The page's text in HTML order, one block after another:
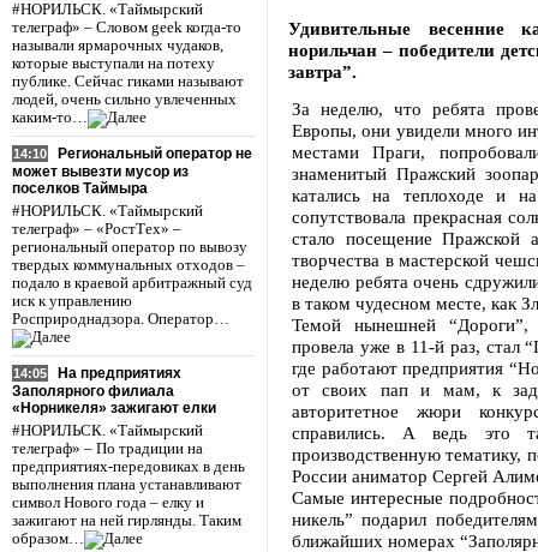
#НОРИЛЬСК. «Таймырский
телеграф» – Словом geek когда-то
называли ярмарочных чудаков,
которые выступали на потеху
публике. Сейчас гиками называют
людей, очень сильно увлеченных
каким-то…
14:10
Региональный оператор не
может вывезти мусор из
поселков Таймыра
#НОРИЛЬСК. «Таймырский
телеграф» – «РостТех» –
региональный оператор по вывозу
твердых коммунальных отходов –
подало в краевой арбитражный суд
иск к управлению
Росприроднадзора. Оператор…
14:05
На предприятиях
Заполярного филиала
«Норникеля» зажигают елки
#НОРИЛЬСК. «Таймырский
телеграф» – По традиции на
предприятиях-передовиках в день
выполнения плана устанавливают
символ Нового года – елку и
зажигают на ней гирлянды. Таким
образом…
Удивительные
норильчан – победители
завтра”.
За неделю, что ребята
Европы, они увидели много
местами Праги,
знаменитый Пражский
катались на теплоходе и
сопутствовала прекрасная
стало посещение Пражской
творчества в мастерской
неделю ребята очень
в таком чудесном месте, как
Темой нынешней “Дороги”,
провела уже в 11-й раз, стал
где работают предприятия
от своих пап и мам, к
авторитетное жюри
справились. А ведь это
производственную тематику,
России аниматор Сергей
Самые интересные
никель” подарил
ближайших номерах